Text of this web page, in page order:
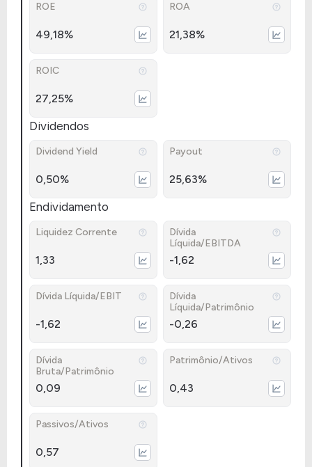
ROE
49,18%
ROA
21,38%
ROIC
27,25%
Dividendos
Dividend Yield
0,50%
Payout
25,63%
Endividamento
Liquidez Corrente
1,33
Dívida
Líquida/EBITDA
-1,62
Dívida Líquida/EBIT
-1,62
Dívida
Líquida/Patrimônio
-0,26
Dívida
Bruta/Patrimônio
0,09
Patrimônio/Ativos
0,43
Passivos/Ativos
0,57